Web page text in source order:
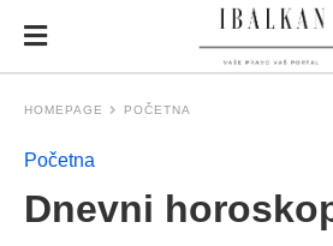
HOMEPAGE POČETNA
Početna
Dnevni